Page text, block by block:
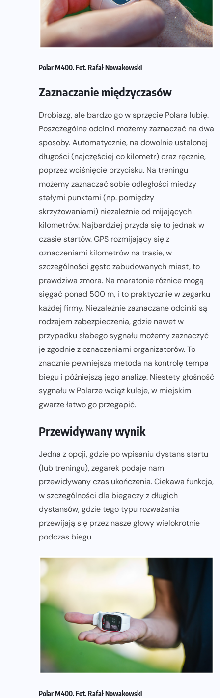
Polar M400. Fot. Rafał Nowakowski
Zaznaczanie międzyczasów
Drobiazg, ale bardzo go w sprzęcie Polara lubię.
Poszczególne odcinki możemy zaznaczać na dwa
sposoby. Automatycznie, na dowolnie ustalonej
długości (najczęściej co kilometr) oraz ręcznie,
poprzez wciśnięcie przycisku. Na treningu
możemy zaznaczać sobie odległości miedzy
stałymi punktami (np. pomiędzy
skrzyżowaniami) niezależnie od mijających
kilometrów. Najbardziej przyda się to jednak w
czasie startów. GPS rozmijający się z
oznaczeniami kilometrów na trasie, w
szczególności gęsto zabudowanych miast, to
prawdziwa zmora. Na maratonie różnice mogą
sięgać ponad 500 m, i to praktycznie w zegarku
każdej firmy. Niezależnie zaznaczane odcinki są
rodzajem zabezpieczenia, gdzie nawet w
przypadku słabego sygnału możemy zaznaczyć
je zgodnie z oznaczeniami organizatorów. To
znacznie pewniejsza metoda na kontrolę tempa
biegu i późniejszą jego analizę. Niestety głośność
sygnału w Polarze wciąż kuleje, w miejskim
gwarze łatwo go przegapić.
Przewidywany wynik
Jedna z opcji, gdzie po wpisaniu dystans startu
(lub treningu), zegarek podaje nam
przewidywany czas ukończenia. Ciekawa funkcja,
w szczególności dla biegaczy z długich
dystansów, gdzie tego typu rozważania
przewijają się przez nasze głowy wielokrotnie
podczas biegu.
Polar M400. Fot. Rafał Nowakowski